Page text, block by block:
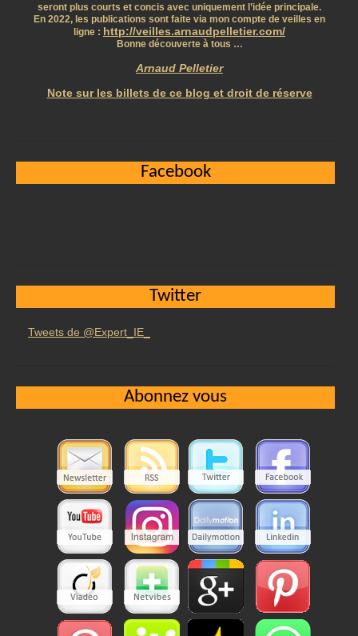
seront plus courts et concis avec uniquement l’idée principale.
En 2022, les publications sont faite via mon compte de veilles en
ligne : http://veilles.arnaudpelletier.com/
Bonne découverte à tous …
Arnaud Pelletier
Note sur les billets de ce blog et droit de réserve
Facebook
Twitter
Tweets de @Expert_IE_
Abonnez vous